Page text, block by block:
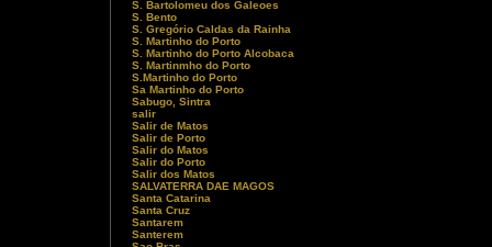
S. Bartolomeu dos Galeoes
S. Bento
S. Gregório Caldas da Rainha
S. Martinho do Porto
S. Martinho do Porto Alcobaca
S. Martinmho do Porto
S.Martinho do Porto
Sa Martinho do Porto
Sabugo, Sintra
salir
Salir de Matos
Salir de Porto
Salir do Matos
Salir do Porto
Salir dos Matos
SALVATERRA DAE MAGOS
Santa Catarina
Santa Cruz
Santarem
Santerem